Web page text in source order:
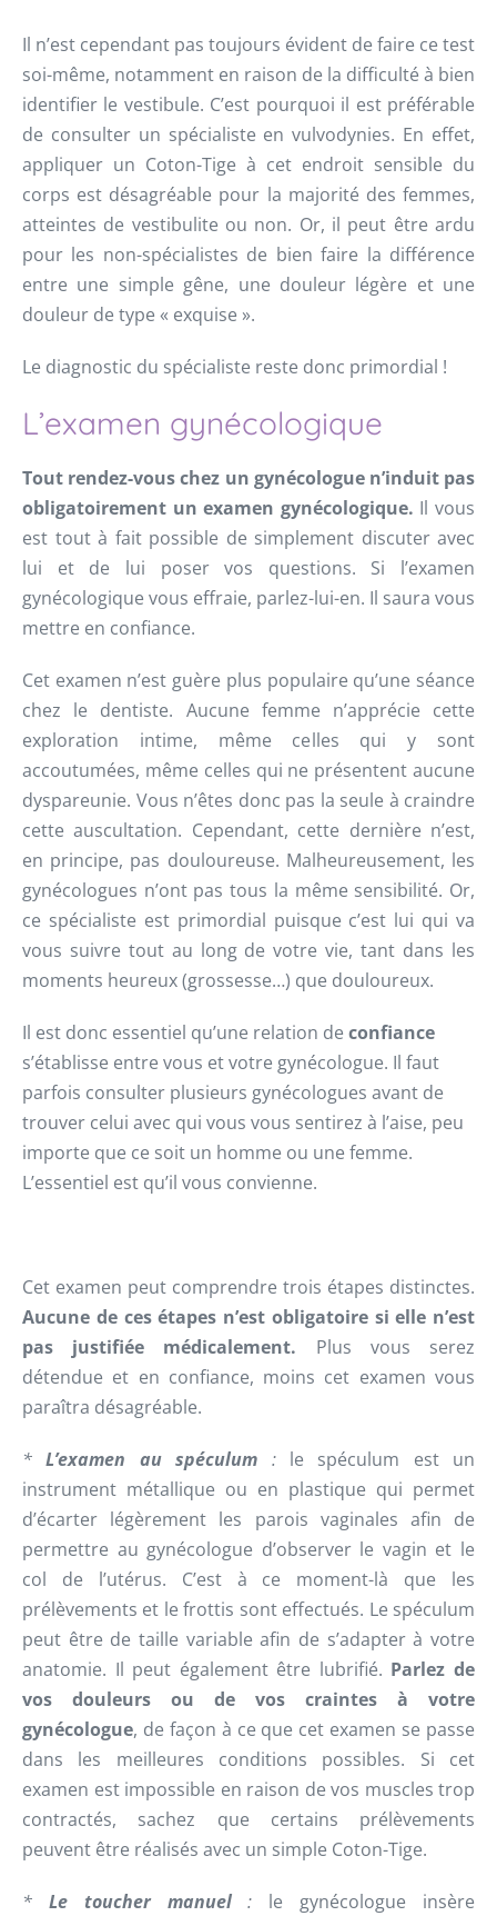
Il n’est cependant pas toujours évident de faire ce test
soi-même, notamment en raison de la difficulté à bien
identifier le vestibule. C’est pourquoi il est préférable
de consulter un spécialiste en vulvodynies. En effet,
appliquer un Coton-Tige à cet endroit sensible du
corps est désagréable pour la majorité des femmes,
atteintes de vestibulite ou non. Or, il peut être ardu
pour les non-spécialistes de bien faire la différence
entre une simple gêne, une douleur légère et une
douleur de type « exquise ».
Le diagnostic du spécialiste reste donc primordial !
L’examen gynécologique
Tout rendez-vous chez un gynécologue n’induit pas
obligatoirement un examen gynécologique. Il vous
est tout à fait possible de simplement discuter avec
lui et de lui poser vos questions. Si l’examen
gynécologique vous effraie, parlez-lui-en. Il saura vous
mettre en confiance.
Cet examen n’est guère plus populaire qu’une séance
chez le dentiste. Aucune femme n’apprécie cette
exploration intime, même celles qui y sont
accoutumées, même celles qui ne présentent aucune
dyspareunie. Vous n’êtes donc pas la seule à craindre
cette auscultation. Cependant, cette dernière n’est,
en principe, pas douloureuse. Malheureusement, les
gynécologues n’ont pas tous la même sensibilité. Or,
ce spécialiste est primordial puisque c’est lui qui va
vous suivre tout au long de votre vie, tant dans les
moments heureux (grossesse…) que douloureux.
Il est donc essentiel qu’une relation de confiance
s’établisse entre vous et votre gynécologue. Il faut
parfois consulter plusieurs gynécologues avant de
trouver celui avec qui vous vous sentirez à l’aise, peu
importe que ce soit un homme ou une femme.
L’essentiel est qu’il vous convienne.
Cet examen peut comprendre trois étapes distinctes.
Aucune de ces étapes n’est obligatoire si elle n’est
pas justifiée médicalement. Plus vous serez
détendue et en confiance, moins cet examen vous
paraîtra désagréable.
*L’examen au spéculum :le spéculum est un
instrument métallique ou en plastique qui permet
d’écarter légèrement les parois vaginales afin de
permettre au gynécologue d’observer le vagin et le
col de l’utérus. C’est à ce moment-là que les
prélèvements et le frottis sont effectués. Le spéculum
peut être de taille variable afin de s’adapter à votre
anatomie. Il peut également être lubrifié. Parlez de
vos douleurs ou de vos craintes à votre
gynécologue, de façon à ce que cet examen se passe
dans les meilleures conditions possibles. Si cet
examen est impossible en raison de vos muscles trop
contractés, sachez que certains prélèvements
peuvent être réalisés avec un simple Coton-Tige.
* Le toucher manuel: le gynécologue insère